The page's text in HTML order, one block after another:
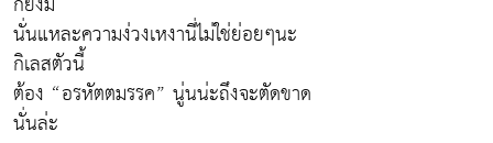
นั่นแหละความง่วงเหงานี่ไม่ใช่ย่อยๆนะ
กิเลสตัวนี้
ต้อง “อรหัตตมรรค” นู่นน่ะถึงจะตัดขาด
นั่นล่ะ